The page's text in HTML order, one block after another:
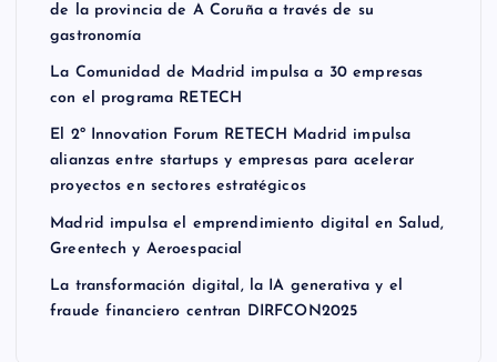
de la provincia de A Coruña a través de su
gastronomía
La Comunidad de Madrid impulsa a 30 empresas
con el programa RETECH
El 2º Innovation Forum RETECH Madrid impulsa
alianzas entre startups y empresas para acelerar
proyectos en sectores estratégicos
Madrid impulsa el emprendimiento digital en Salud,
Greentech y Aeroespacial
La transformación digital, la IA generativa y el
fraude financiero centran DIRFCON2025